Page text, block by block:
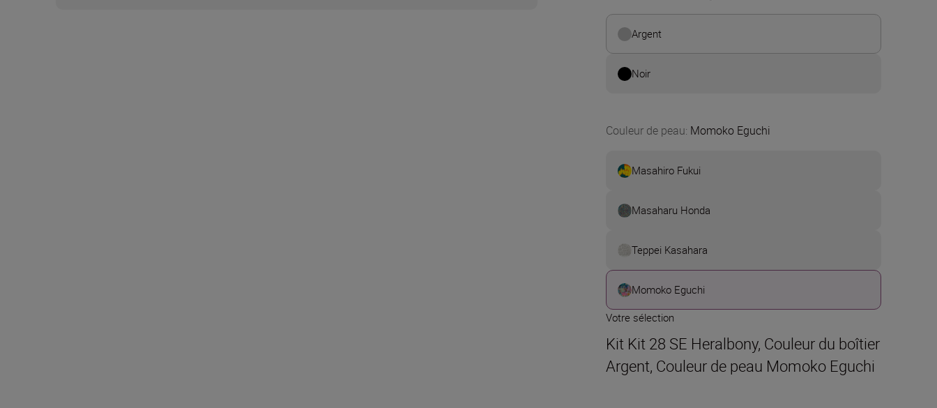
Argent
Noir
Couleur de peau: Momoko Eguchi
Masahiro Fukui
Masaharu Honda
Teppei Kasahara
Momoko Eguchi
Votre sélection
Kit Kit 28 SE Heralbony, Couleur du boîtier
Argent, Couleur de peau Momoko Eguchi